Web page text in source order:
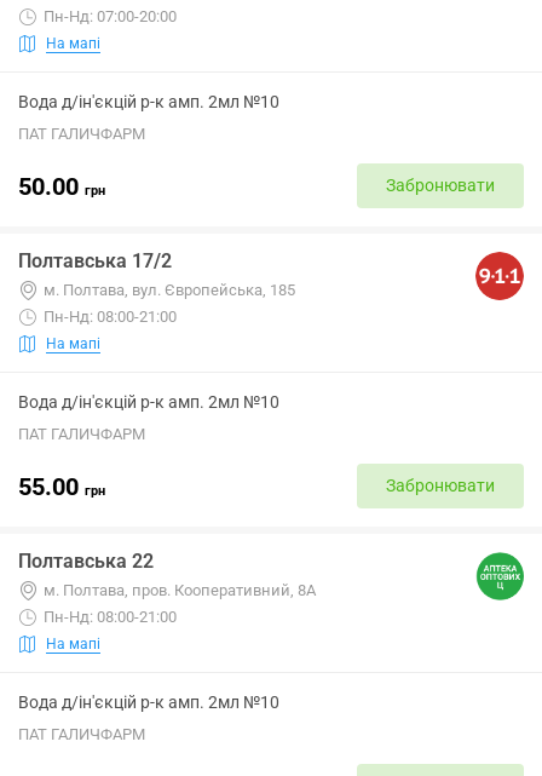
Пн-Нд: 07:00-20:00
На мапі
Вода д/ін'єкцій р-к амп. 2мл №10
ПАТ ГАЛИЧФАРМ
50.00 грн Забронювати
Полтавська 17/2
м. Полтава, вул. Європейська, 185
Пн-Нд: 08:00-21:00
На мапі
Вода д/ін'єкцій р-к амп. 2мл №10
ПАТ ГАЛИЧФАРМ
55.00 грн Забронювати
Полтавська 22
м. Полтава, пров. Кооперативний, 8А
Пн-Нд: 08:00-21:00
На мапі
Вода д/ін'єкцій р-к амп. 2мл №10
ПАТ ГАЛИЧФАРМ